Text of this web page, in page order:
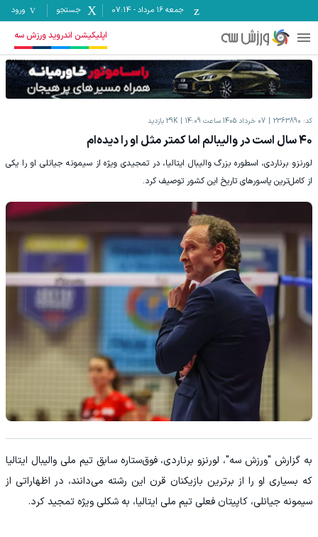
جمعه ۱۶ مرداد -
07:14 جستجو ورود
اپلیکیشن اندروید ورزش سه
کد: 2363890 07 خرداد 1405 ساعت 14:09 29K بازدید
۴۰ سال است در والیبالم اما کمتر مثل او را دیده‌ام
لورنزو برناردی، اسطوره بزرگ والیبال ایتالیا، در تمجیدی ویژه از سیمونه جیانلی او را یکی
از کامل‌ترین پاسورهای تاریخ این کشور توصیف کرد.
به گزارش "ورزش سه"، لورنزو برناردی، فوق‌ستاره سابق تیم ملی والیبال ایتالیا
که بسیاری او را از برترین بازیکنان قرن این رشته می‌دانند، در اظهاراتی از
سیمونه جیانلی، کاپیتان فعلی تیم ملی ایتالیا، به شکلی ویژه تمجید کرد.